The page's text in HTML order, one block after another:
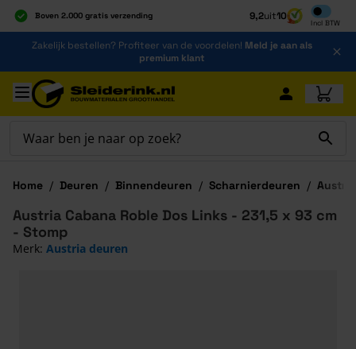
Boven 2.000 gratis verzending
Al 40 jaar dé specialist
Alles onder één dak
9,2uit10
Incl BTW
Inclusief
Ga naar de inhoud
Zakelijk bestellen? Profiteer van de voordelen! Meld je aan als
premium klant
Ga naar hoofdinhoud
Home / Deuren / Binnendeuren / Scharnierdeuren /
Austria Cabana Roble Dos Links - 231,5 x 93 cm
- Stomp
Merk: Austria deuren